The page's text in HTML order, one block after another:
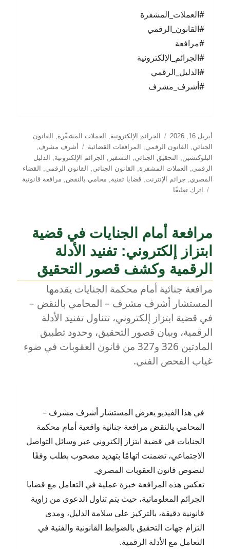
#العملات_المشفرة
#القانون_الرقمي
#مرافعة
#الجرائم_الإلكترونية
#الدليل_الرقمي
#أشرف_مشرف
نُشرت
في
أبريل 16, 2026 التصنيفات
الجرائم الإلكترونية, العملات المشفّرة,
القانون
الجنائي, القانون الرقمي, المرافعات القضائية الوسوم
أشرف مشرف,
البلوكتشين, التحقيق الجنائي, التشفير , الجرائم الإلكترونية,
الدليل
الرقمي, العملات المشفرة, القانون الجنائي, القانون الرقمي,
القضاء
المصري, جرائم الإنترنت,قضايا تقنية, محامي بالنقض, مرافعة قانونية
اترك تعليقًا
المشفّرة
أمام
القضاء
الجنائي
–
قراءة
في
مرافعة
دفاع
المستشار
أشرف
مشرف
مرافعة أمام الجنايات في قضية
ابتزاز إلكتروني: تفنيد الأدلة
الرقمية وكشف قصور التحقيق
مرافعة جنائية أمام محكمة الجنايات يقدمها
المستشار أشرف مشرف – المحامي بالنقض –
في قضية ابتزاز إلكتروني، تتناول تفنيد الأدلة
الرقمية، وبيان قصور التحقيق، وحدود تطبيق
المادتين 326 و327 من قانون العقوبات في ضوء
غياب الفحص الفني.
في هذا الفيديو يعرض المستشار أشرف مشرف –
المحامي بالنقض مرافعة جنائية واقعية أمام محكمة
الجنايات في قضية ابتزاز إلكتروني عبر وسائل التواصل
الاجتماعي، تضمنت اتهامًا بتهديد مصحوب بطلب وفقًا
لنصوص قانون العقوبات المصري.
تعكس هذه المرافعة خبرة عملية في التعامل مع قضايا
الجرائم المعلوماتية، حيث يتم تناول الدعوى من زاوية
قانونية دقيقة، بالتركيز على سلامة الدليل، ومدى
التزام جهات التحقيق بالضوابط القانونية والفنية في
التعامل مع الأدلة الرقمية.